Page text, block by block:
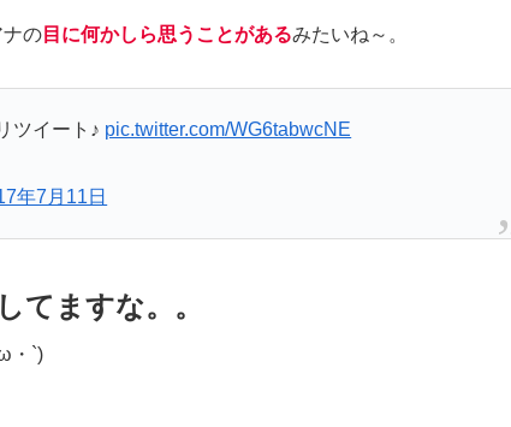
の 目に何かしら思うことがあるみたいね～。
ツイート♪ pic.twitter.com/WG6tabwcNE
年7月11日
てますな。。
・`)